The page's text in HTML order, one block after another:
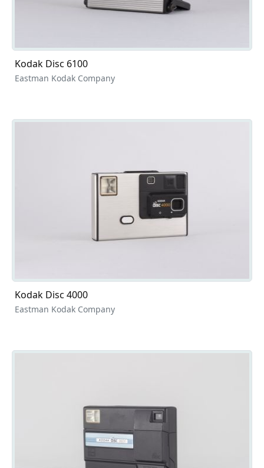
Kodak Disc 6100
Eastman Kodak Company
Kodak Disc 4000
Eastman Kodak Company